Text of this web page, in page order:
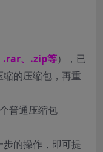
.rar、.zip等），已
的压缩包，再重
普通压缩包
的操作，即可提